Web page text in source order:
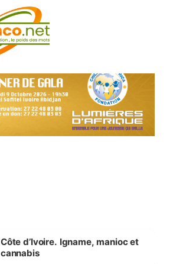
Côte d’Ivoire. Igname, manioc et
cannabis